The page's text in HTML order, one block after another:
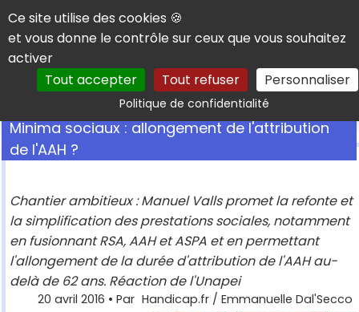
Panneau de gestion des cookies
Ce site utilise des cookies 🍪
et vous donne le contrôle sur ceux que vous souhaitez
activer
Tout accepter
Tout refuser Personnaliser
Politique de confidentialitéRechercher
Minima sociaux : allongement de l'attribution
de l'AAH ?
Chantier ambitieux : Manuel Valls promet la refonte et
la simplification des prestations sociales, notamment
en fusionnant RSA, AAH et ASPA et en permettant
l'allongement de la durée d'attribution de l'AAH au-
delà de 62 ans. Réaction de l'Unapei
20 avril 2016 • Par Handicap.fr / Emmanuelle Dal'Secco